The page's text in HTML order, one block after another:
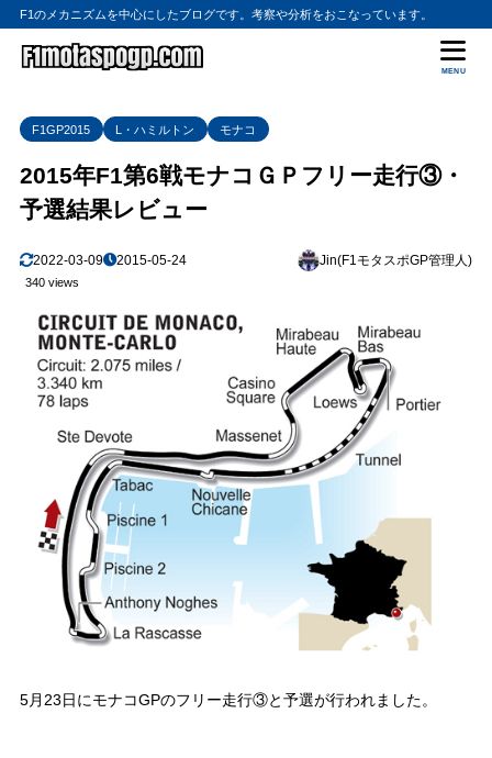
F1のメカニズムを中心にしたブログです。考察や分析をおこなっています。
MENU
F1GP2015 L・ハミルトン モナコ
2015年F1第6戦モナコＧＰフリー走行③・
予選結果レビュー
2022-03-09 2015-05-24 Jin(F1モタスポGP管理人)
340 views
5月23日にモナコGPのフリー走行③と予選が行われました。